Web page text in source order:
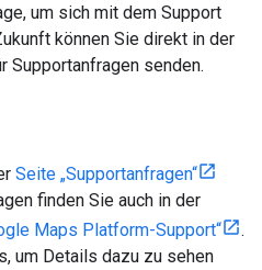
um sich mit dem Support
können Sie direkt in der
Supportanfragen senden.
Seite „Supportanfragen“
finden Sie auch in der
Maps Platform-Support“
.
um Details dazu zu sehen